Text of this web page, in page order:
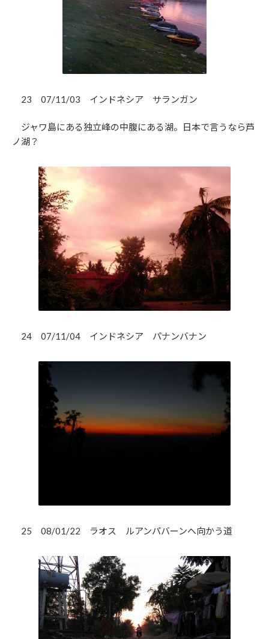
23 07/11/03 インドネシア サランガン
ジャワ島にある独立峰の中腹にある湖。日本で言うなら芦
ノ湖？
24 07/11/04 インドネシア パナンバナン
25 08/01/22 ラオス ルアンパバーンへ向かう道